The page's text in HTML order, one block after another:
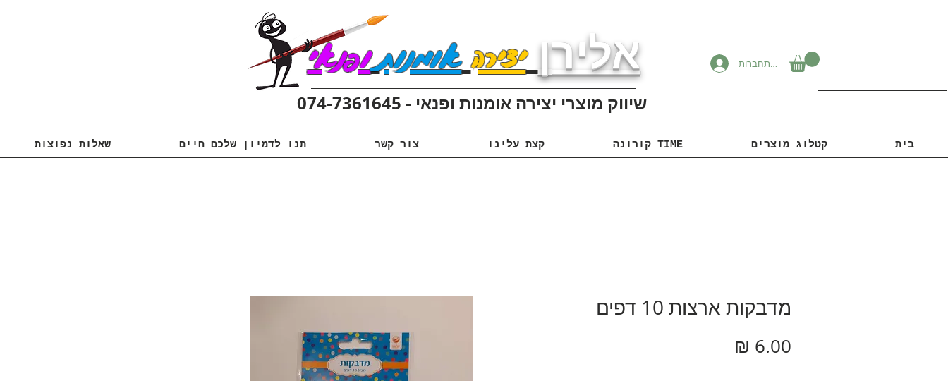
אלירן יצירהאומנותופנאי
שיווק מוצרי יצירה אומנות ופנאי - 074-7361645
להתחברות
שאלות נפוצות תנו לדמיון שלכם חיים צור קשר קצת עלינו קורונה TIME קטלוג מוצרים בית
מדבקות ארצות 10 דפים